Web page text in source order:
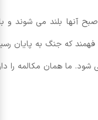
آنها بلند می شوند و
که جنگ به پایان
ما همان مکالمه را